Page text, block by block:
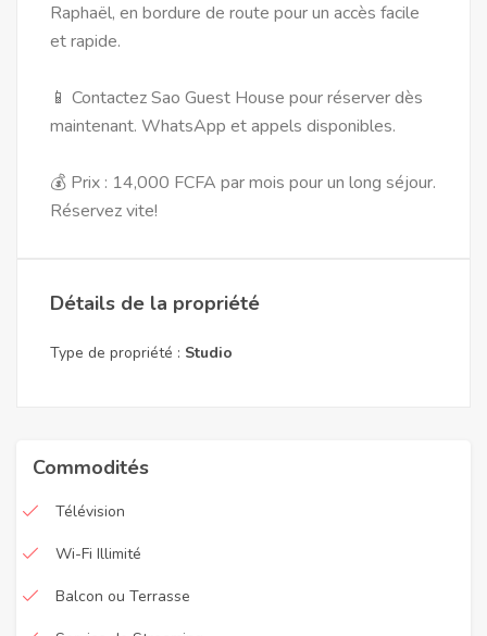
Raphaël, en bordure de route pour un accès facile
et rapide.
📱 Contactez Sao Guest House pour réserver dès
maintenant. WhatsApp et appels disponibles.
💰 Prix : 14,000 FCFA par mois pour un long séjour.
Réservez vite!
Détails de la propriété
Type de propriété : Studio
Commodités
Télévision
Wi-Fi Illimité
Balcon ou Terrasse